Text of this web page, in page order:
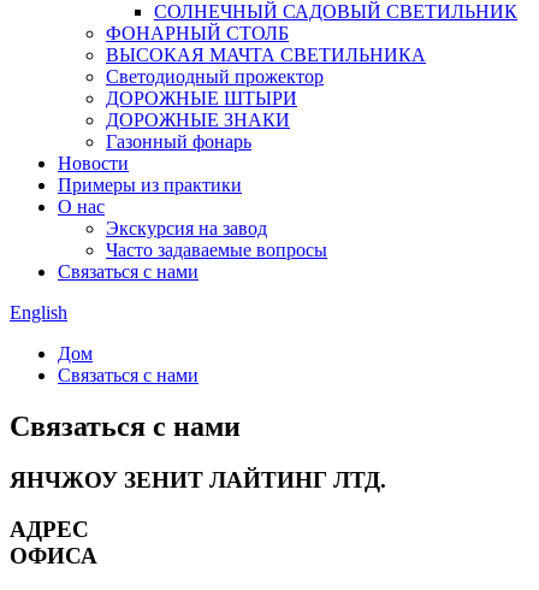
СОЛНЕЧНЫЙ САДОВЫЙ СВЕТИЛЬНИК
ФОНАРНЫЙ СТОЛБ
ВЫСОКАЯ МАЧТА СВЕТИЛЬНИКА
Светодиодный прожектор
ДОРОЖНЫЕ ШТЫРИ
ДОРОЖНЫЕ ЗНАКИ
Газонный фонарь
Новости
Примеры из практики
О нас
Экскурсия на завод
Часто задаваемые вопросы
Связаться с нами
English
Дом
Связаться с нами
Связаться с нами
ЯНЧЖОУ ЗЕНИТ ЛАЙТИНГ ЛТД.
АДРЕС
ОФИСА